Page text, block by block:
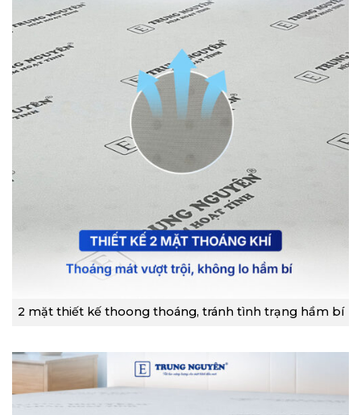
2 mặt thiết kế thoong thoáng, tránh tình trạng hầm bí